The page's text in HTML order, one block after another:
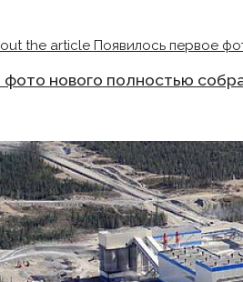
фото нового полностью